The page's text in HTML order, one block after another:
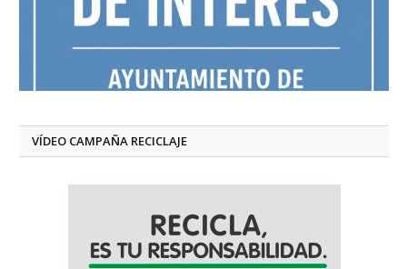
VÍDEO CAMPAÑA RECICLAJE